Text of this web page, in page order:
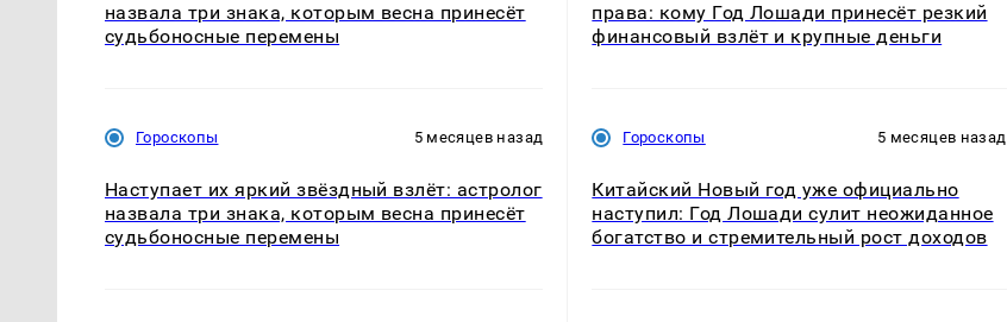
назвала три знака, которым весна принесёт
судьбоносные перемены
Гороскопы 5 месяцев назад
Наступает их яркий звёздный взлёт: астролог
назвала три знака, которым весна принесёт
судьбоносные перемены
права: кому Год Лошади принесёт резкий
финансовый взлёт и крупные деньги
Гороскопы 5 месяцев назад
Китайский Новый год уже официально
наступил: Год Лошади сулит неожиданное
богатство и стремительный рост доходов